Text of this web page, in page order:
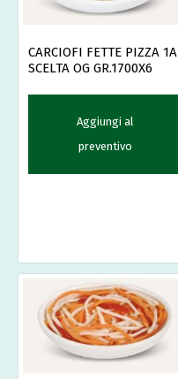
CARCIOFI FETTE PIZZA 1A
SCELTA OG GR.1700X6
Aggiungi al
preventivo